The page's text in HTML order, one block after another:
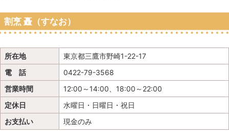
割烹 矗（すなお）
所在地
東京都三鷹市野崎1-22-17
電 話
0422-79-3568
営業時間
12:00～14:00、18:00～22:00
定休日
水曜日・日曜日・祝日
お支払い
現金のみ